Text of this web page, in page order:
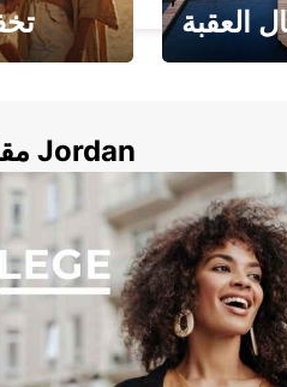
العقبة
مقالات مدونتنا في Jordan